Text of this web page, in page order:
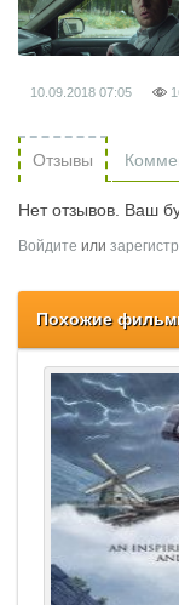
10.09.2018 07:05
Отзывы
Нет отзывов. Ваш
Войдите или
Похожие